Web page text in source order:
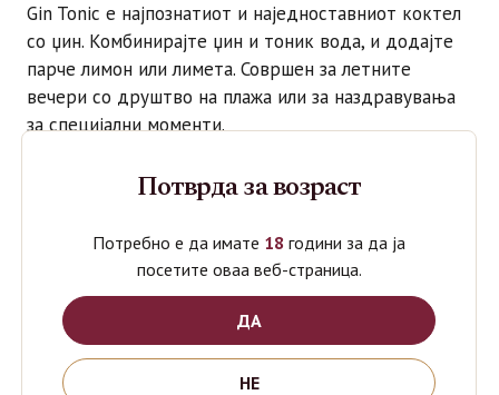
Gin Tonic е најпознатиот и наједноставниот коктел
со џин. Комбинирајте џин и тоник вода, и додајте
парче лимон или лимета. Совршен за летните
вечери со друштво на плажа или за наздравувања
за специјални моменти.
Потврда за возраст
Потребно е да имате 18 години за да ја
посетите оваа веб-страница.
ДА
НЕ